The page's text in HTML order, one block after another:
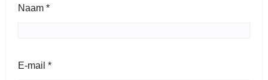
Naam *
E-mail *